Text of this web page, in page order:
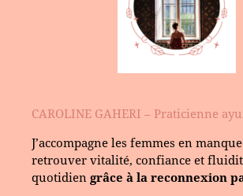
CAROLINE GAHERI – Praticienne
J’accompagne les femmes en
retrouver vitalité, confiance et
quotidien grâce à la reconnexion